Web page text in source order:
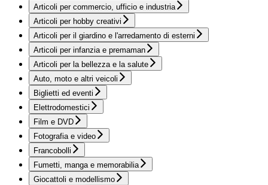
Articoli per commercio, ufficio e industria
Articoli per hobby creativi
Articoli per il giardino e l'arredamento di esterni
Articoli per infanzia e premaman
Articoli per la bellezza e la salute
Auto, moto e altri veicoli
Biglietti ed eventi
Elettrodomestici
Film e DVD
Fotografia e video
Francobolli
Fumetti, manga e memorabilia
Giocattoli e modellismo